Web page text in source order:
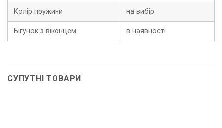
Колір пружини на вибір
Бігунок з віконцем в наявності
СУПУТНІ ТОВАРИ